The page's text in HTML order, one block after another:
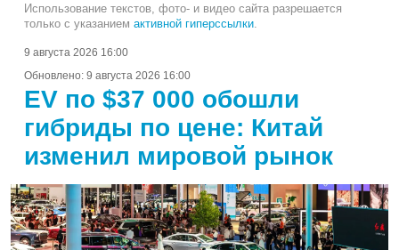
Использование текстов, фото- и видео сайта разрешается
только с указанием активной гиперссылки
9 августа 2026 16:00
Обновлено: 9 августа 2026 16:00
EV по $37 000 обошли
гибриды по цене: Китай
изменил мировой рынок